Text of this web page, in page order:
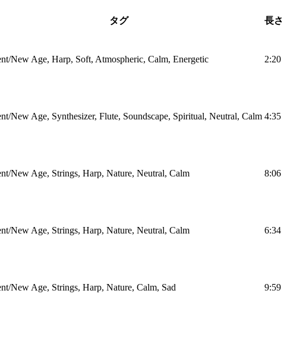
タグ 長さ
New Age, Harp, Soft, Atmospheric, Calm, Energetic 2:20
New Age, Synthesizer, Flute, Soundscape, Spiritual, Neutral, Calm 4:35
New Age, Strings, Harp, Nature, Neutral, Calm 8:06
New Age, Strings, Harp, Nature, Neutral, Calm 6:34
New Age, Strings, Harp, Nature, Calm, Sad 9:59